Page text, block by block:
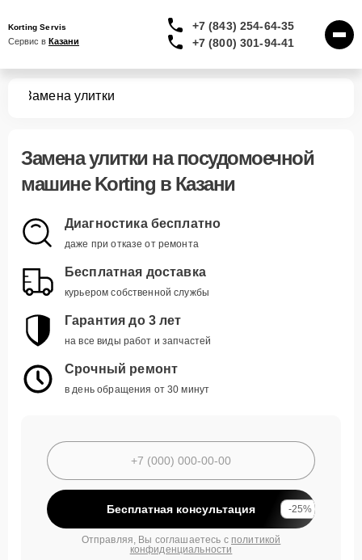
Korting Servis
Сервис в Казани
+7 (843) 254-64-35
+7 (800) 301-94-41
Замена улитки
Замена улитки на посудомоечной
машине Korting в Казани
Диагностика бесплатно
даже при отказе от ремонта
Бесплатная доставка
курьером собственной службы
Гарантия до 3 лет
на все виды работ и запчастей
Срочный ремонт
в день обращения от 30 минут
Бесплатная консультация -25%
Отправляя, Вы соглашаетесь с политикой
конфиденциальности